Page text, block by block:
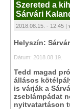
Szereted a
Sárvári
2018.08.15. - 12:45 |
Helyszín:
Dátum: 2018.08.19.
Tedd magad
állásos
is várják a
zseblámpádat
nyitvatartáson